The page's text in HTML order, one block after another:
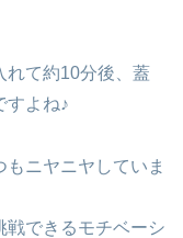
れて約10分後、蓋
すよね♪
もニヤニヤしていま
戦できるモチベーシ